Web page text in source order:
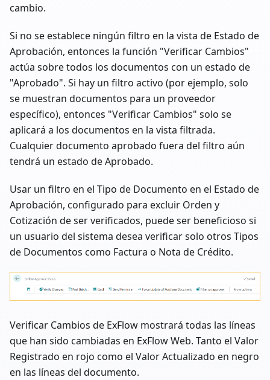
cambio.
Si no se establece ningún filtro en la vista de Estado de
Aprobación, entonces la función "Verificar Cambios"
actúa sobre todos los documentos con un estado de
"Aprobado". Si hay un filtro activo (por ejemplo, solo
se muestran documentos para un proveedor
específico), entonces "Verificar Cambios" solo se
aplicará a los documentos en la vista filtrada.
Cualquier documento aprobado fuera del filtro aún
tendrá un estado de Aprobado.
Usar un filtro en el Tipo de Documento en el Estado de
Aprobación, configurado para excluir Orden y
Cotización de ser verificados, puede ser beneficioso si
un usuario del sistema desea verificar solo otros Tipos
de Documentos como Factura o Nota de Crédito.
Verificar Cambios de ExFlow mostrará todas las líneas
que han sido cambiadas en ExFlow Web. Tanto el Valor
Registrado en rojo como el Valor Actualizado en negro
en las líneas del documento.